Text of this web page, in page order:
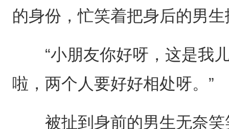
的身份，忙笑着把身后的男
“小朋友你好呀，这是我儿
啦，两个人要好好相处呀。”
被扯到身前的男生无奈笑